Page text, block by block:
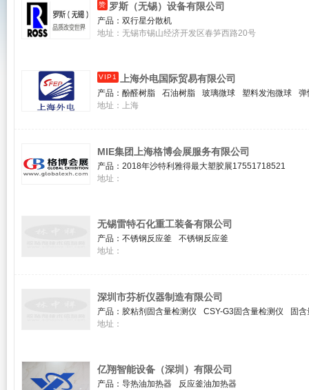
赞 罗斯（无锡）设备有限公司
产品： 双行星分散机
地址：无锡市锡山经济开发区春笋西路20号
VIP1 上海外电国际贸易有限公司
产品： 酚醛树脂 石油树脂 玻璃微球 塑料发泡微球
弹
地址：上海
MIE集团上海格博会展服务有限公司
产品： 2018年沙特利雅得最大塑胶展17551718521
2018年沙特吉达国际塑胶印包化工博览会/沙特吉达塑胶
2018年沙特国际塑胶橡塑展总代理17551718521
地址：
无锡雷特石化重工装备有限公司
产品： 不锈钢反应釜
不锈钢反应釜
地址：
深圳市芬析仪器制造有限公司
产品： 胶粘剂固含量检测仪 CSY-G3固含量检测仪
固
白乳胶固含量检测仪
地址：
亿翔智能设备（深圳）有限公司
产品： 导热油加热器
反应釜油加热器